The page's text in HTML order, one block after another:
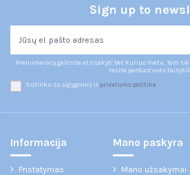
Sign up to
Prenumeratą galėsite atsisakyti bet kuriuo metu. Tam
rasite parduotuvės
Sutinku su sąlygomis ir privatumo politika
Informacija
Pristatymas
Mano paskyra
Mano užsakymai